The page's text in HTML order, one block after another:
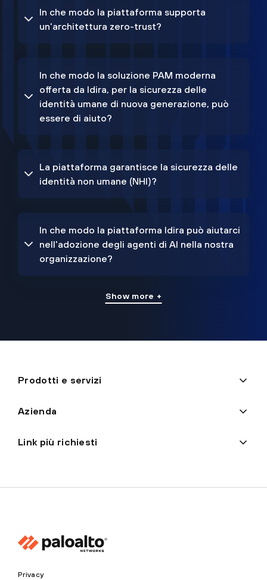
In che modo la piattaforma supporta
un'architettura zero-trust?
In che modo la soluzione PAM moderna
offerta da Idira, per la sicurezza delle
identità umane di nuova generazione, può
essere di aiuto?
La piattaforma garantisce la sicurezza delle
identità non umane (NHI)?
In che modo la piattaforma Idira può aiutarci
nell'adozione degli agenti di AI nella nostra
organizzazione?
Show more +
Prodotti e servizi
Azienda
Link più richiesti
Privacy